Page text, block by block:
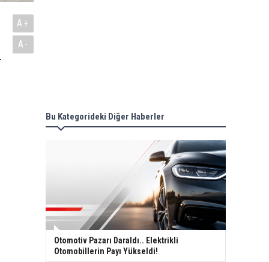
A+
A-
Bu Kategorideki Diğer Haberler
Otomotiv Pazarı Daraldı.. Elektrikli
Otomobillerin Payı Yükseldi!